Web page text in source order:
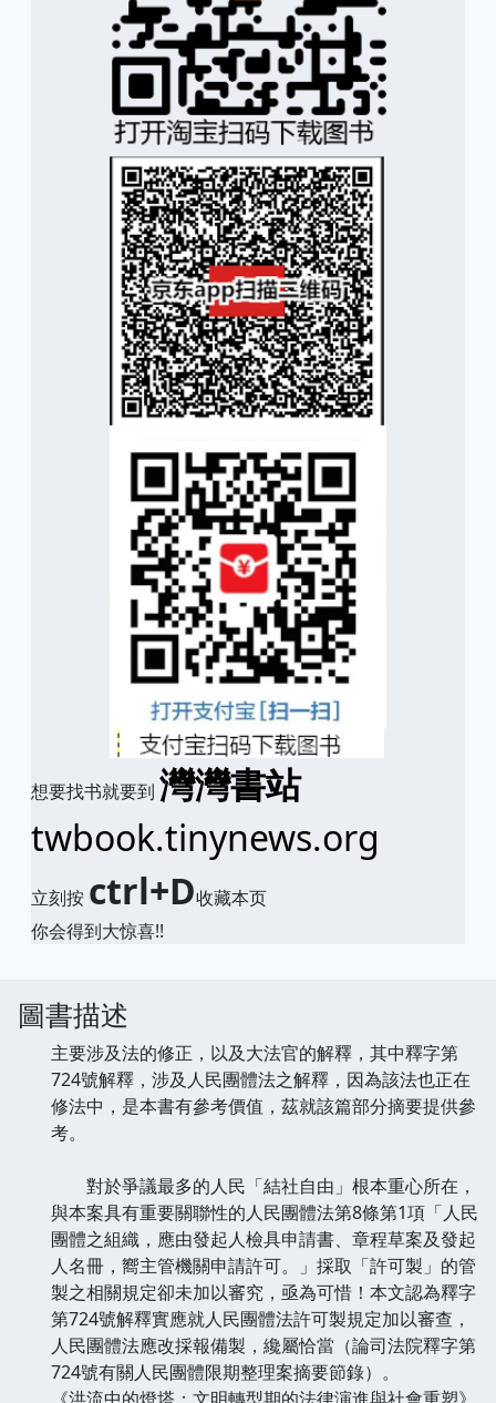
想要找书就要到 灣灣書站
twbook.tinynews.org
立刻按 ctrl+D收藏本页
你会得到大惊喜!!
圖書描述
主要涉及法的修正，以及大法官的解釋，其中釋字第
724號解釋，涉及人民團體法之解釋，因為該法也正在
修法中，是本書有參考價值，茲就該篇部分摘要提供參
考。
對於爭議最多的人民「結社自由」根本重心所在，
與本案具有重要關聯性的人民團體法第8條第1項「人民
團體之組織，應由發起人檢具申請書、章程草案及發起
人名冊，嚮主管機關申請許可。」採取「許可製」的管
製之相關規定卻未加以審究，亟為可惜！本文認為釋字
第724號解釋實應就人民團體法許可製規定加以審查，
人民團體法應改採報備製，纔屬恰當（論司法院釋字第
724號有關人民團體限期整理案摘要節錄）。